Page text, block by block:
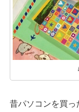
昔パソコンを買っ